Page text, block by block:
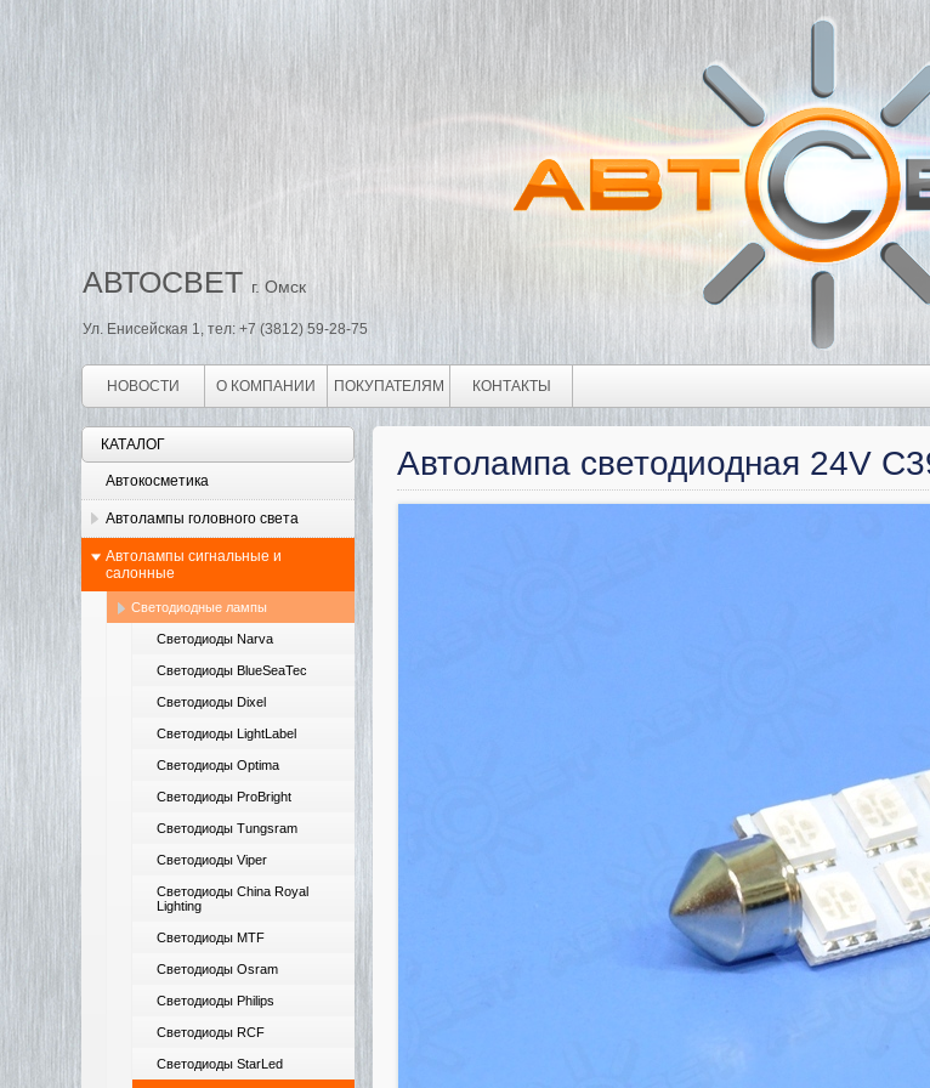
АВТОСВЕТ г. Омск
Ул. Енисейская 1, тел: +7 (3812) 59-28-75
НОВОСТИ О КОМПАНИИ ПОКУПАТЕЛЯМ КОНТАКТЫ
КАТАЛОГ
Автокосметика
Автолампы головного света
Автолампы сигнальные и
салонные
Светодиодные лампы
Светодиоды Narva
Светодиоды BlueSeaTec
Светодиоды Dixel
Светодиоды LightLabel
Светодиоды Optima
Светодиоды ProBright
Светодиоды Tungsram
Светодиоды Viper
Светодиоды China Royal
Lighting
Светодиоды MTF
Светодиоды Osram
Светодиоды Philips
Светодиоды RCF
Светодиоды StarLed
Автолампа светодиодная 24V